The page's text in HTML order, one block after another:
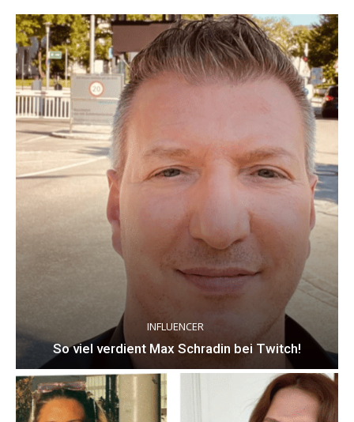
INFLUENCER
So viel verdient Max Schradin bei Twitch!